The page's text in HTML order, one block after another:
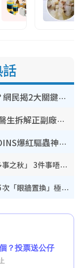
裝修拆鐵閘隨時變賊人目標？網民揭2大關鍵用途：裝新式等於白裝？附新舊鐵閘分別
網傳公院改用內地/副廠藥？醫生拆解正副廠分別 揭4類人換藥隨時出事
怕蟲人士夏日救星！日本3COINS爆紅驅蟲神器$45起 1招「全程免觸碰」輕鬆搞定小強
立秋2026｜8月7日立秋進入「多事之秋」 3件事唔做得！專家教6招開運 清枱頭／銀包納氣接好運
颱風白海豚料周日襲浙江！經歷5次「眼牆置換」極罕見 成登陸內地最長途颱風